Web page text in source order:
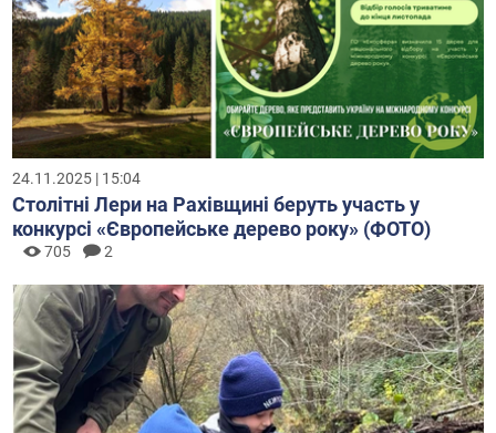
24.11.2025 | 15:04
Столітні Лери на Рахівщині беруть участь у
конкурсі «Європейське дерево року» (ФОТО)
705 2